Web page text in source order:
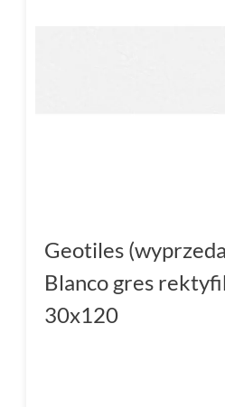
Geotiles
Blanco gres
30x120